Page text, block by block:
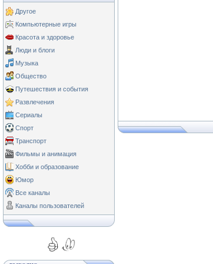
Другое
Компьютерные игры
Красота и здоровье
Люди и блоги
Музыка
Общество
Путешествия и события
Развлечения
Сериалы
Спорт
Транспорт
Фильмы и анимация
Хобби и образование
Юмор
Все каналы
Каналы пользователей